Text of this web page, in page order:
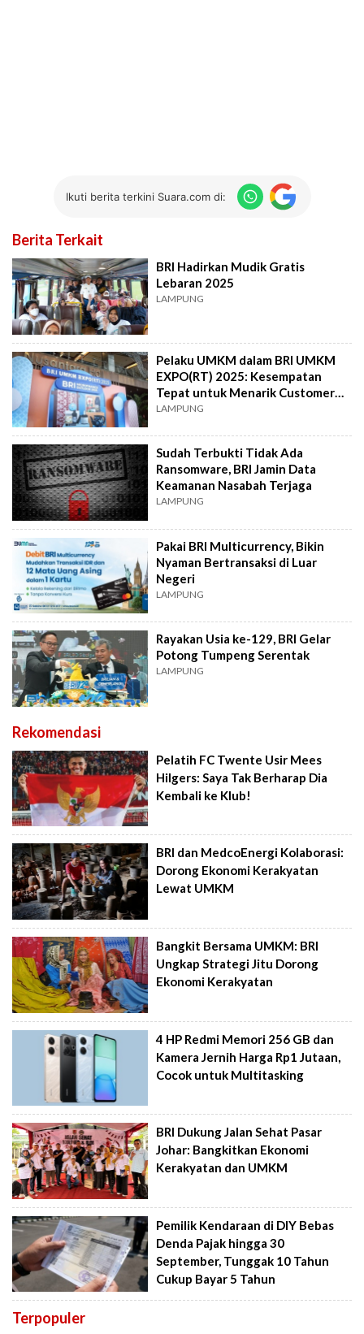
Ikuti berita terkini Suara.com di:
Berita Terkait
BRI Hadirkan Mudik Gratis
Lebaran 2025
LAMPUNG
Pelaku UMKM dalam BRI UMKM
EXPO(RT) 2025: Kesempatan
Tepat untuk Menarik Customer
Baru
LAMPUNG
Sudah Terbukti Tidak Ada
Ransomware, BRI Jamin Data
Keamanan Nasabah Terjaga
LAMPUNG
Pakai BRI Multicurrency, Bikin
Nyaman Bertransaksi di Luar
Negeri
LAMPUNG
Rayakan Usia ke-129, BRI Gelar
Potong Tumpeng Serentak
LAMPUNG
Rekomendasi
Pelatih FC Twente Usir Mees
Hilgers: Saya Tak Berharap Dia
Kembali ke Klub!
BRI dan MedcoEnergi Kolaborasi:
Dorong Ekonomi Kerakyatan
Lewat UMKM
Bangkit Bersama UMKM: BRI
Ungkap Strategi Jitu Dorong
Ekonomi Kerakyatan
4 HP Redmi Memori 256 GB dan
Kamera Jernih Harga Rp1 Jutaan,
Cocok untuk Multitasking
BRI Dukung Jalan Sehat Pasar
Johar: Bangkitkan Ekonomi
Kerakyatan dan UMKM
Pemilik Kendaraan di DIY Bebas
Denda Pajak hingga 30
September, Tunggak 10 Tahun
Cukup Bayar 5 Tahun
Terpopuler